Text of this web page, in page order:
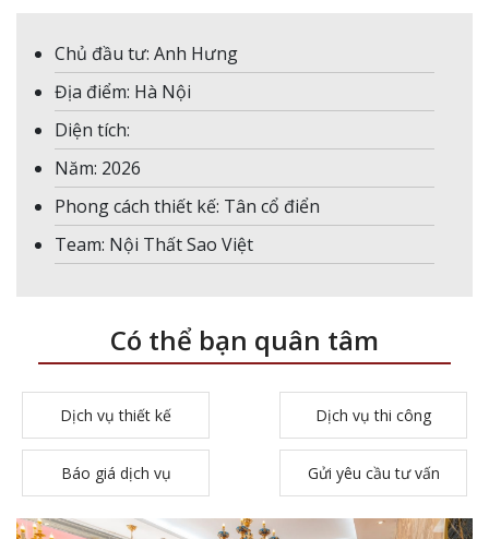
Chủ đầu tư: Anh Hưng
Địa điểm: Hà Nội
Diện tích:
Năm: 2026
Phong cách thiết kế: Tân cổ điển
Team: Nội Thất Sao Việt
Có thể bạn quân tâm
Dịch vụ thiết kế Dịch vụ thi công
Báo giá dịch vụ Gửi yêu cầu tư vấn